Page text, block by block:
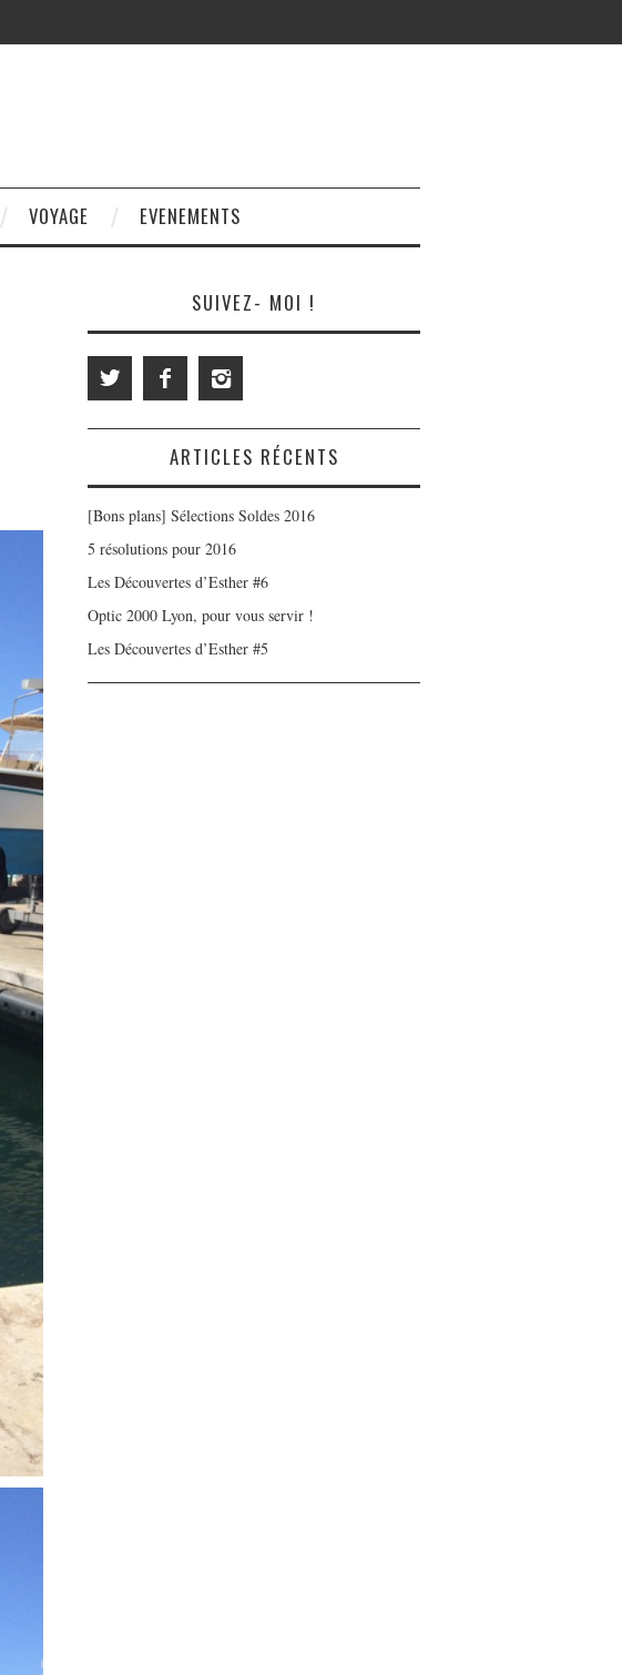
VOYAGE EVENEMENTS
SUIVEZ- MOI !
ARTICLES RÉCENTS
[Bons plans] Sélections Soldes 2016
5 résolutions pour 2016
Les Découvertes d’Esther #6
Optic 2000 Lyon, pour vous servir !
Les Découvertes d’Esther #5